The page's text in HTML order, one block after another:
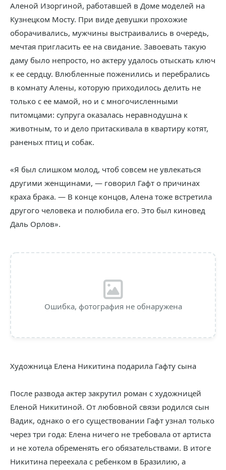
Аленой Изоргиной, работавшей в Доме моделей на
Кузнецком Мосту. При виде девушки прохожие
оборачивались, мужчины выстраивались в очередь,
мечтая пригласить ее на свидание. Завоевать такую
даму было непросто, но актеру удалось отыскать ключ
к ее сердцу. Влюбленные поженились и перебрались
в комнату Алены, которую приходилось делить не
только с ее мамой, но и с многочисленными
питомцами: супруга оказалась неравнодушна к
животным, то и дело притаскивала в квартиру котят,
раненых птиц и собак.
«Я был слишком молод, чтоб совсем не увлекаться
другими женщинами, — говорил Гафт о причинах
краха брака. — В конце концов, Алена тоже встретила
другого человека и полюбила его. Это был киновед
Даль Орлов».
Ошибка, фотография не обнаружена
Художница Елена Никитина подарила Гафту сына
После развода актер закрутил роман с художницей
Еленой Никитиной. От любовной связи родился сын
Вадик, однако о его существовании Гафт узнал только
через три года: Елена ничего не требовала от артиста
и не хотела обременять его обязательствами. В итоге
Никитина переехала с ребенком в Бразилию, а